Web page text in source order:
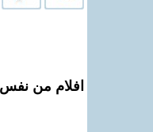
افلام من نفس